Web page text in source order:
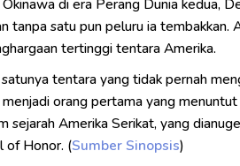
tanpa satu pun peluru ia tembakkan.
tertinggi tentara Amerika.
tentara yang tidak pernah
orang pertama yang
sejarah Amerika Serikat, yang
of Honor. (Sumber Sinopsis)